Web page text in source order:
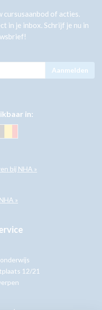
cursusaanbod of acties.
in je inbox. Schrijf je nu in
Aanmelden
in:
bij NHA »
»
12/21